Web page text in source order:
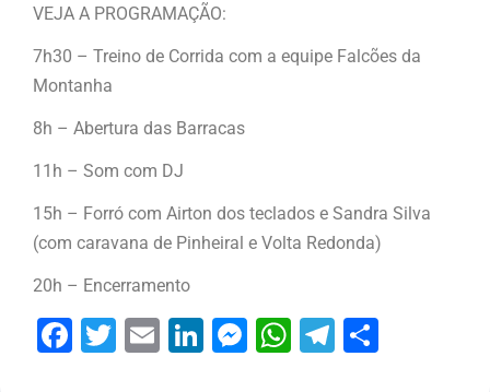
VEJA A PROGRAMAÇÃO:
7h30 – Treino de Corrida com a equipe Falcões da
Montanha
8h – Abertura das Barracas
11h – Som com DJ
15h – Forró com Airton dos teclados e Sandra Silva
(com caravana de Pinheiral e Volta Redonda)
20h – Encerramento
Facebook
Twitter
EmailLinkedIn
Messenger
WhatsApp
Telegram